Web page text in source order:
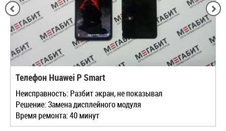
Телефон Huawei P Smart
Неисправность: Разбит экран, не показывал
Решение: Замена дисплейного модуля
Время ремонта: 40 минут